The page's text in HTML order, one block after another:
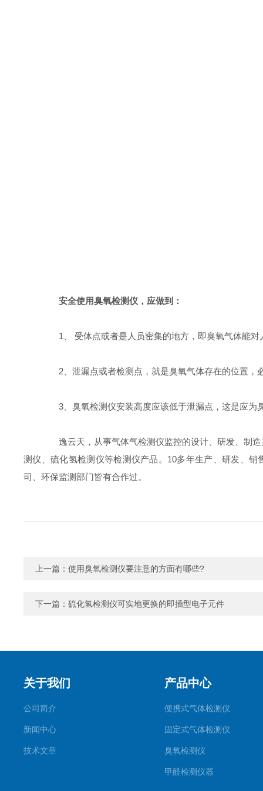
安全使用臭氧检测仪，应做到：
1、 受体点或者是人员密集的地方，即臭氧气体能对
2、泄漏点或者检测点，就是臭氧气体存在的位置，
3、臭氧检测仪安装高度应该低于泄漏点，这是应为
逸云天，从事气体气检测仪监控的设计、研发、制造
测仪、硫化氢检测仪等检测仪产品。10多年生产、研发、
司、环保监测部门皆有合作过。
上一篇： 使用臭氧检测仪要注意的方面有哪些?
下一篇： 硫化氢检测仪可实地更换的即插型电子元件
关于我们
公司简介
新闻中心
技术文章
产品中心
便携式气体检测仪
固定式气体检测仪
臭氧检测仪
甲醛检测仪器